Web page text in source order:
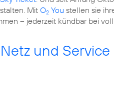
MitO2 You stellen sie
– jederzeit kündbar bei
und